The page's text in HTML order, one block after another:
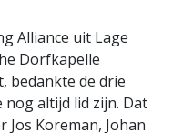
Alliance uit Lage
Dorfkapelle
bedankte de drie
altijd lid zijn. Dat
Koreman, Johan